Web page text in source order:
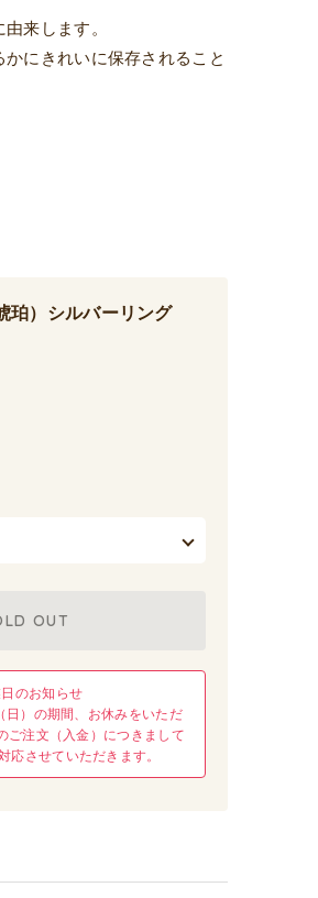
来します。
にきれいに保存されること
珀）シルバーリング
OUT
のお知らせ
日）の期間、お休みをいただ
ご注文（入金）につきまして
応させていただきます。